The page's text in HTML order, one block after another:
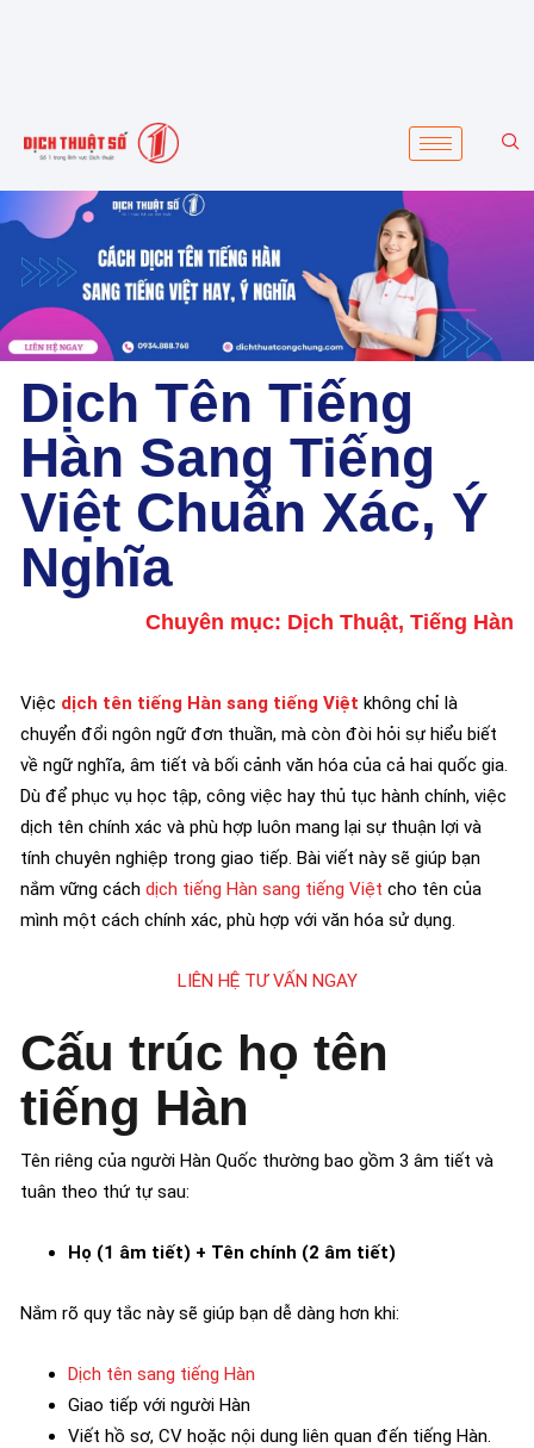
Dịch Tên Tiếng
Hàn Sang Tiếng
Việt Chuẩn Xác, Ý
Nghĩa
Chuyên mục: Dịch Thuật, Tiếng Hàn
Việc dịch tên tiếng Hàn sang tiếng Việt không chỉ là
chuyển đổi ngôn ngữ đơn thuần, mà còn đòi hỏi sự hiểu biết
về ngữ nghĩa, âm tiết và bối cảnh văn hóa của cả hai quốc gia.
Dù để phục vụ học tập, công việc hay thủ tục hành chính, việc
dịch tên chính xác và phù hợp luôn mang lại sự thuận lợi và
tính chuyên nghiệp trong giao tiếp. Bài viết này sẽ giúp bạn
nắm vững cách dịch tiếng Hàn sang tiếng Việt cho tên của
mình một cách chính xác, phù hợp với văn hóa sử dụng.
LIÊN HỆ TƯ VẤN NGAY
Cấu trúc họ tên
tiếng Hàn
Tên riêng của người Hàn Quốc thường bao gồm 3 âm tiết và
tuân theo thứ tự sau:
Họ (1 âm tiết) + Tên chính (2 âm tiết)
Nắm rõ quy tắc này sẽ giúp bạn dễ dàng hơn khi:
Dịch tên sang tiếng Hàn
Giao tiếp với người Hàn
Viết hồ sơ, CV hoặc nội dung liên quan đến tiếng Hàn.